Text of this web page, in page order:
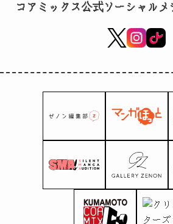
コアミックス公式ソーシャルメ